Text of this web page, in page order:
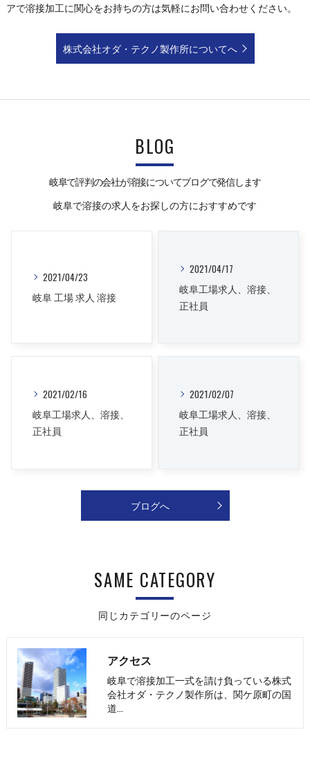
アで溶接加工に関心をお持ちの方は気軽にお問い合わせください。
株式会社オダ・テクノ製作所についてへ
岐阜で評判の会社が溶接についてブログで発信します
BLOG
岐阜で溶接の求人をお探しの方におすすめです
2021/04/23
岐阜 工場 求人 溶接
2021/04/17
岐阜工場求人、溶接、
正社員
2021/02/16
岐阜工場求人、溶接、
正社員
2021/02/07
岐阜工場求人、溶接、
正社員
ブログへ
同じカテゴリーのページ
SAME CATEGORY
アクセス
岐阜で溶接加工一式を請け負っている株式
会社オダ・テクノ製作所は、関ケ原町の国
道…